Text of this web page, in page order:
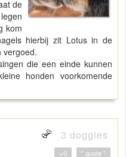
de
kom
hierbij zit Lotus in de
vergoed.
die een einde kunnen
honden voorkomende
3 doggies
" quote "
+0